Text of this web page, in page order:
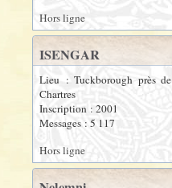
Hors ligne
ISENGAR
Lieu : Tuckborough près de
Chartres
Inscription : 2001
Messages : 5 117
Hors ligne